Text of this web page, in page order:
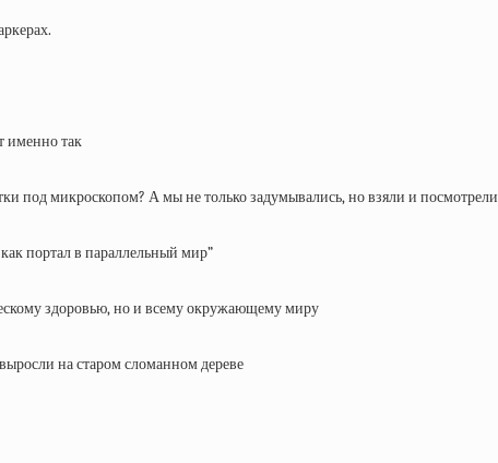
именно так
под микроскопом? А мы не только задумывались, но взяли и
портал в параллельный мир”
здоровью, но и всему окружающему миру
на старом сломанном дереве